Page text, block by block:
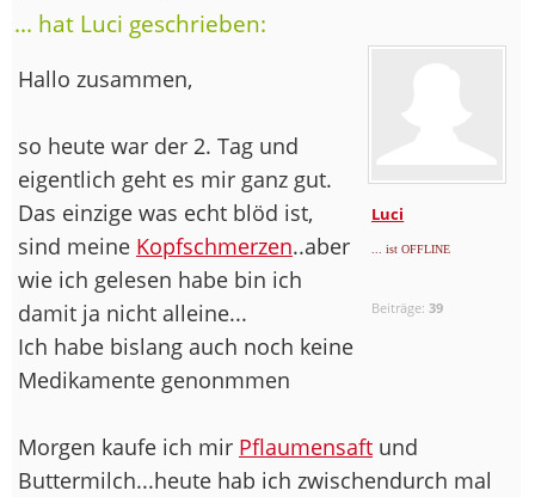
... hat Luci geschrieben:
Luci
... ist OFFLINE
Beiträge:39
Hallo zusammen,
so heute war der 2. Tag und
eigentlich geht es mir ganz gut.
Das einzige was echt blöd ist,
sind meine Kopfschmerzen..aber
wie ich gelesen habe bin ich
damit ja nicht alleine...
Ich habe bislang auch noch keine
Medikamente genonmmen
Morgen kaufe ich mir Pflaumensaft und
Buttermilch...heute hab ich zwischendurch mal